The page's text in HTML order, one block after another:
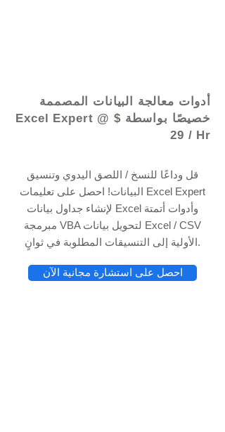
أدوات معالجة البيانات المصممة
خصيصًا بواسطة Excel Expert @ $
29 / Hr
قل وداعًا للنسخ / اللصق اليدوي وتنسيق
البيانات! احصل على تعليمات Excel Expert
لإنشاء جداول بيانات Excel وأدوات أتمتة
مبرمجة VBA لتحويل بيانات Excel / CSV
الأولية إلى التنسيقات المطلوبة في ثوانٍ.
احصل على استشارة مجانية الآن